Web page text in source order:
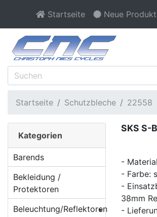
Startseite Neue
Startseite Schutzbleche 22558
SKS S-
-
- Farbe:
-
38mm
-
Kategorien
Barends
Bekleidung /
Protektoren
Beleuchtung/Reflektoren